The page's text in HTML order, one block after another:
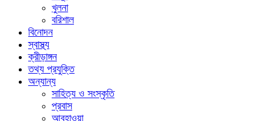
খুলনা
বরিশাল
বিনোদন
স্বাস্থ্য
ক্রীড়াঙ্গন
তথ্য প্রযুক্তি
অন্যান্য
সাহিত্য ও সংস্কৃতি
প্রবাস
আবহাওয়া